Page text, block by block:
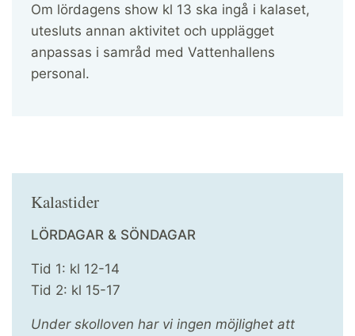
Om lördagens show kl 13 ska ingå i kalaset,
utesluts annan aktivitet och upplägget
anpassas i samråd med Vattenhallens
personal.
Kalastider
LÖRDAGAR & SÖNDAGAR
Tid 1: kl 12-14
Tid 2: kl 15-17
Under skolloven har vi ingen möjlighet att